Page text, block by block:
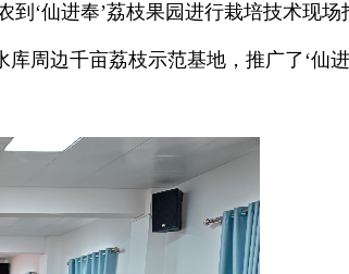
‘仙进奉’荔枝果园进行栽培技术现场
边千亩荔枝示范基地，推广了‘仙进